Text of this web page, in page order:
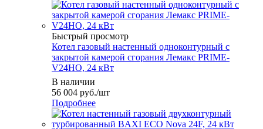
Быстрый просмотр
Котел газовый настенный одноконтурный с
закрытой камерой сгорания Лемакс PRIME-
V24HO, 24 кВт
В наличии
56 004 руб./шт
Подробнее